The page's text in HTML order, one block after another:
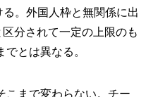
。外国人枠と無関係に出
分されて一定の上限のも
とは異なる。
まで変わらない。チー